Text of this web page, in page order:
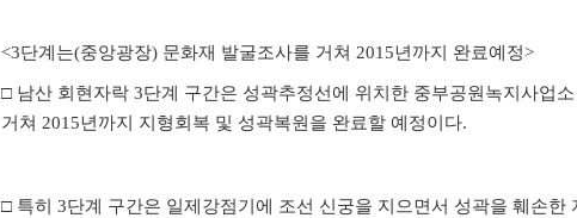
<3단계는(중앙광장) 문화재 발굴조사를 거쳐 2015년까지 완료예정>
□ 남산 회현자락 3단계 구간은 성곽추정선에 위치한 중부공원녹지사업
거쳐 2015년까지 지형회복 및 성곽복원을 완료할 예정이다.
□ 특히 3단계 구간은 일제강점기에 조선 신궁을 지으면서 성곽을 훼손한